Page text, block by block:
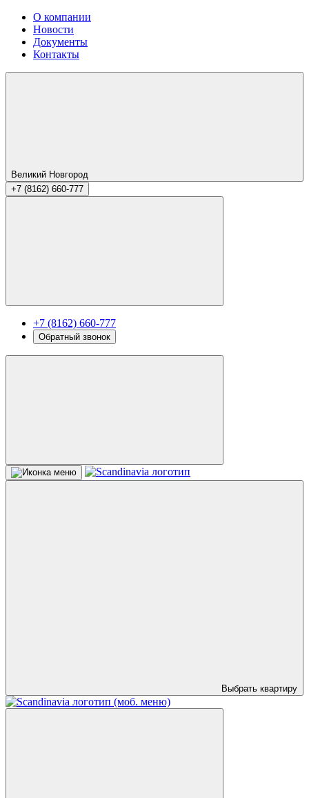
О компании
Новости
Документы
Контакты
Великий Новгород
+7 (8162) 660-777
+7 (8162) 660-777
Обратный звонок
Выбрать квартиру